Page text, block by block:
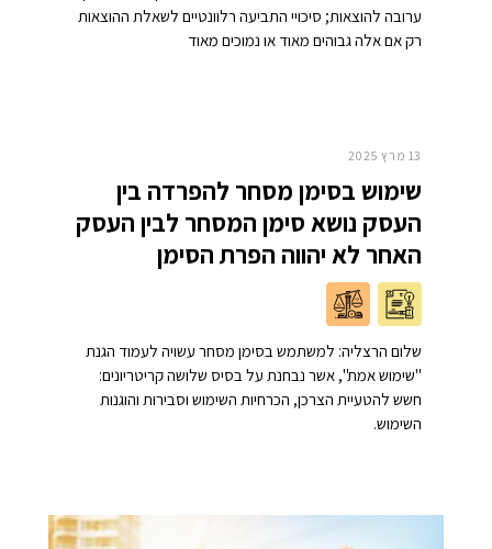
ערובה להוצאות; סיכויי התביעה רלוונטיים לשאלת ההוצאות
רק אם אלה גבוהים מאוד או נמוכים מאוד
13 מרץ 2025
שימוש בסימן מסחר להפרדה בין
העסק נושא סימן המסחר לבין העסק
האחר לא יהווה הפרת הסימן
שלום הרצליה: למשתמש בסימן מסחר עשויה לעמוד הגנת
"שימוש אמת", אשר נבחנת על בסיס שלושה קריטריונים:
חשש להטעיית הצרכן, הכרחיות השימוש וסבירות והוגנות
השימוש.